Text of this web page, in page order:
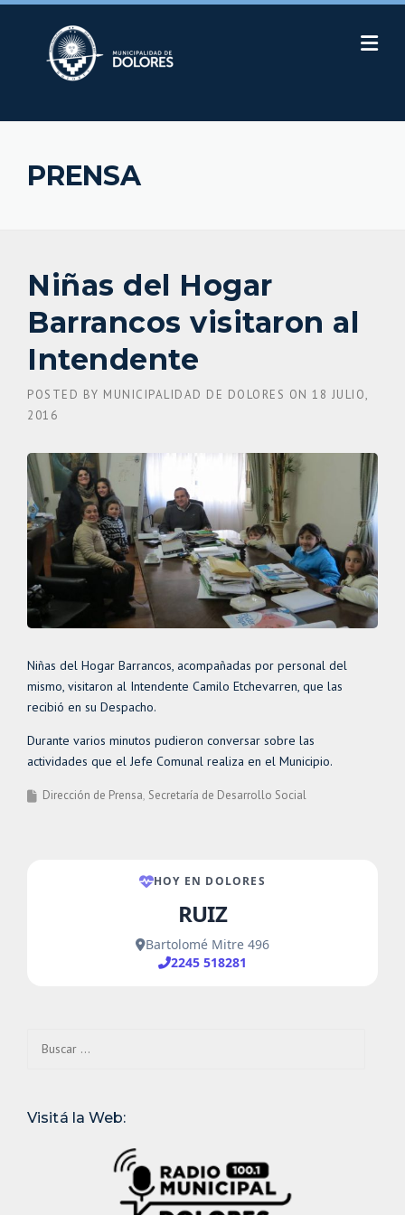
Skip
PRENSA
Niñas del Hogar
Barrancos visitaron al
Intendente
POSTED BY MUNICIPALIDAD DE DOLORES ON 18 JULIO,
2016
Niñas del Hogar Barrancos, acompañadas por personal del
mismo, visitaron al Intendente Camilo Etchevarren, que las
recibió en su Despacho.
Durante varios minutos pudieron conversar sobre las
actividades que el Jefe Comunal realiza en el Municipio.
Dirección de Prensa Secretaría de Desarrollo Social
Visitá la Web: